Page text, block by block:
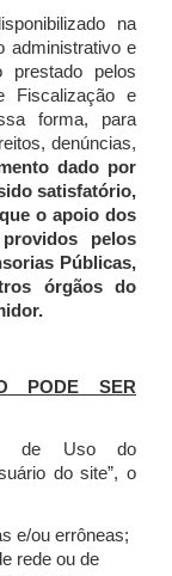
na
administrativo e
pelos
Fiscalização e
forma, para
denúncias,
dado por
satisfatório,
o apoio dos
pelos
Públicas,
órgãos do
PODE SER
de Uso do
do site”, o
e/ou errôneas;
rede ou de